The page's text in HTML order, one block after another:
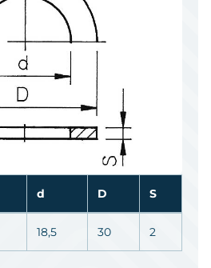
d D S
18,5 30 2